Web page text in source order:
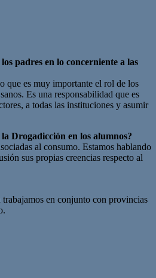
padres en lo concerniente a las
que es muy importante el rol de los
Es una responsabilidad que es
a todas las instituciones y asumir
Drogadicción en los alumnos?
al consumo. Estamos hablando
sus propias creencias respecto al
en conjunto con provincias